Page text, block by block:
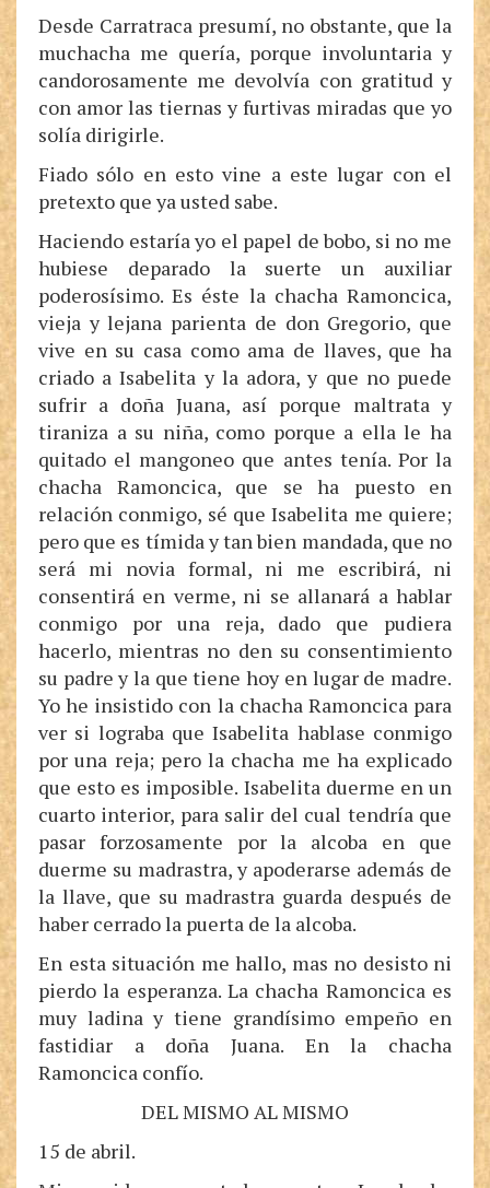
Desde Carratraca presumí, no obstante, que la
muchacha me quería, porque involuntaria y
candorosamente me devolvía con gratitud y
con amor las tiernas y furtivas miradas que yo
solía dirigirle.
Fiado sólo en esto vine a este lugar con el
pretexto que ya usted sabe.
Haciendo estaría yo el papel de bobo, si no me
hubiese deparado la suerte un auxiliar
poderosísimo. Es éste la chacha Ramoncica,
vieja y lejana parienta de don Gregorio, que
vive en su casa como ama de llaves, que ha
criado a Isabelita y la adora, y que no puede
sufrir a doña Juana, así porque maltrata y
tiraniza a su niña, como porque a ella le ha
quitado el mangoneo que antes tenía. Por la
chacha Ramoncica, que se ha puesto en
relación conmigo, sé que Isabelita me quiere;
pero que es tímida y tan bien mandada, que no
será mi novia formal, ni me escribirá, ni
consentirá en verme, ni se allanará a hablar
conmigo por una reja, dado que pudiera
hacerlo, mientras no den su consentimiento
su padre y la que tiene hoy en lugar de madre.
Yo he insistido con la chacha Ramoncica para
ver si lograba que Isabelita hablase conmigo
por una reja; pero la chacha me ha explicado
que esto es imposible. Isabelita duerme en un
cuarto interior, para salir del cual tendría que
pasar forzosamente por la alcoba en que
duerme su madrastra, y apoderarse además de
la llave, que su madrastra guarda después de
haber cerrado la puerta de la alcoba.
En esta situación me hallo, mas no desisto ni
pierdo la esperanza. La chacha Ramoncica es
muy ladina y tiene grandísimo empeño en
fastidiar a doña Juana. En la chacha
Ramoncica confío.
DEL MISMO AL MISMO
15 de abril.